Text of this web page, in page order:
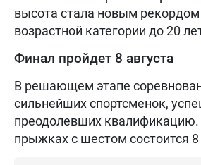
высота стала новым рекордом
возрастной категории до 20
Финал пройдет 8 августа
В решающем этапе
сильнейших спортсменок,
преодолевших
прыжках с шестом состоится 8